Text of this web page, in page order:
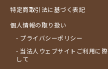
特定商取引法に基づく表記
個人情報の取り扱い
- プライバシーポリシー
- 当法人ウェブサイトご利用に際
して